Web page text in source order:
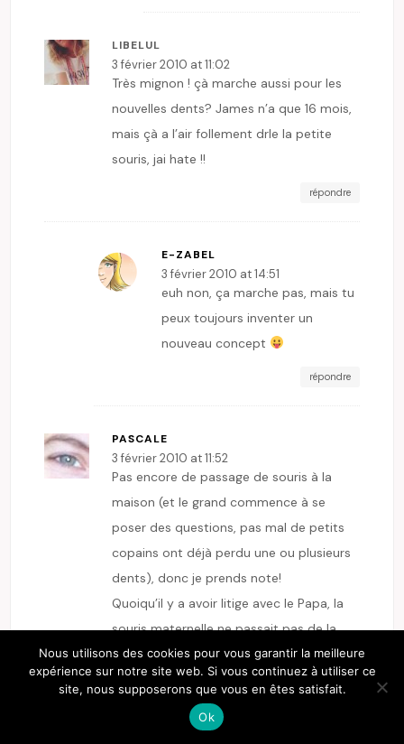
LIBELUL
3 février 2010 at 11:02
Très mignon ! çà marche aussi pour les
nouvelles dents? James n’a que 16 mois,
mais çà a l’air follement drle la petite
souris, jai hate !!
répondre
E-ZABEL
3 février 2010 at 14:51
euh non, ça marche pas, mais tu
peux toujours inventer un
nouveau concept
répondre
PASCALE
3 février 2010 at 11:52
Pas encore de passage de souris à la
maison (et le grand commence à se
poser des questions, pas mal de petits
copains ont déjà perdu une ou plusieurs
dents), donc je prends note!
Quoiqu’il y a avoir litige avec le Papa, la
souris maternelle ne passait pas de la
même manière que la souris paternelle!!
Chez moi, c’était bien sous l’oreiller, chez
lui, la petite souris laissait une pièce sous
un verre retourné, dans la cuisine…
Nous utilisons des cookies pour vous garantir la meilleure
expérience sur notre site web. Si vous continuez à utiliser ce
site, nous supposerons que vous en êtes satisfait.
Ok